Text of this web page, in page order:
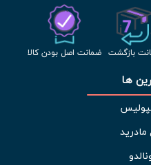
بازگشت ضمانت اصل بودن کالا
ها
مادرید